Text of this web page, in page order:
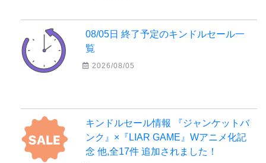
08/05日 終了予定のキンドルセール一
覧
2026/08/05
キンドルセール情報 『ジャンケットバ
ンク』×『LIAR GAME』Wアニメ化記
念 他,全17件 追加されました！